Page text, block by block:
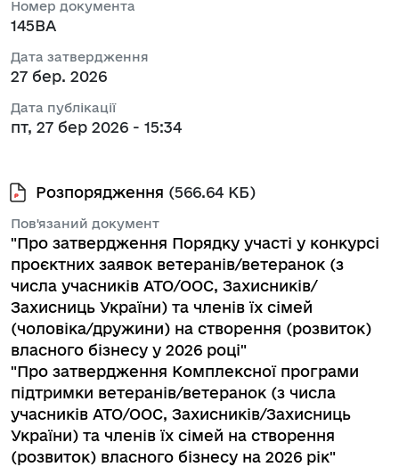
Номер документа
145ВА
Дата затвердження
27 бер. 2026
Дата публікації
пт, 27 бер 2026 - 15:34
Розпорядження (566.64 КБ)
Пов'язаний документ
"Про затвердження Порядку участі у конкурсі
проєктних заявок ветеранів/ветеранок (з
числа учасників АТО/ООС, Захисників/
Захисниць України) та членів їх сімей
(чоловіка/дружини) на створення (розвиток)
власного бізнесу у 2026 році"
"Про затвердження Комплексної програми
підтримки ветеранів/ветеранок (з числа
учасників АТО/ООС, Захисників/Захисниць
України) та членів їх сімей на створення
(розвиток) власного бізнесу на 2026 рік"